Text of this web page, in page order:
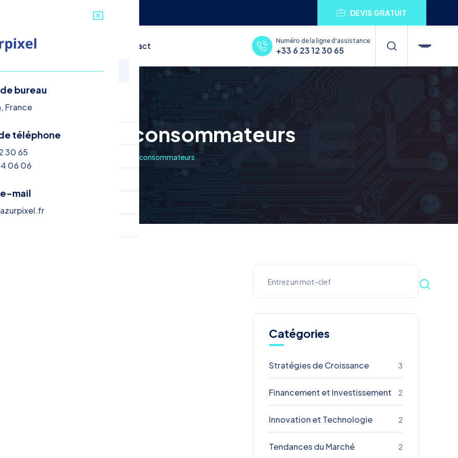
DEVIS GRATUIT
Articles Contact Numéro de la ligne d'assistance
+33 6 23 12 30 65
bureau
France
téléphone
30 65
06 06
mail
des consommateurs
comportement des consommateurs
Catégories
Stratégies de Croissance 3
Financement et Investissement 2
Innovation et Technologie 2
Tendances du Marché 2